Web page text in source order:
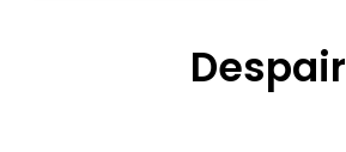
Despair